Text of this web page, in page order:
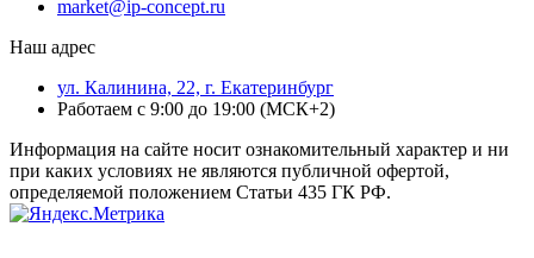
market@ip-concept.ru
Наш адрес
ул. Калинина, 22, г. Екатеринбург
Работаем с 9:00 до 19:00 (МСК+2)
Информация на сайте носит ознакомительный характер и ни
при каких условиях не являются публичной офертой,
определяемой положением Статьи 435 ГК РФ.